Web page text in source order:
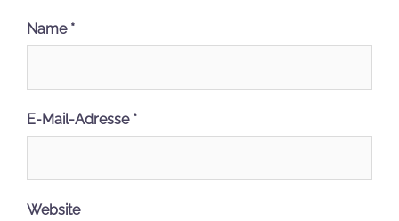
Name *
E-Mail-Adresse *
Website